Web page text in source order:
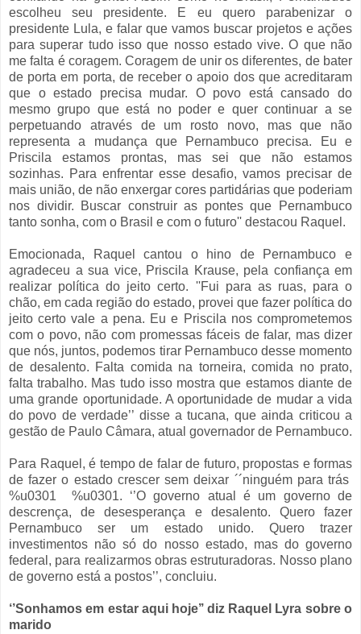
escolheu seu presidente. E eu quero parabenizar o
presidente Lula, e falar que vamos buscar projetos e ações
para superar tudo isso que nosso estado vive. O que não
me falta é coragem. Coragem de unir os diferentes, de bater
de porta em porta, de receber o apoio dos que acreditaram
que o estado precisa mudar. O povo está cansado do
mesmo grupo que está no poder e quer continuar a se
perpetuando através de um rosto novo, mas que não
representa a mudança que Pernambuco precisa. Eu e
Priscila estamos prontas, mas sei que não estamos
sozinhas. Para enfrentar esse desafio, vamos precisar de
mais união, de não enxergar cores partidárias que poderiam
nos dividir. Buscar construir as pontes que Pernambuco
tanto sonha, com o Brasil e com o futuro'' destacou Raquel.
Emocionada, Raquel cantou o hino de Pernambuco e
agradeceu a sua vice, Priscila Krause, pela confiança em
realizar política do jeito certo. ''Fui para as ruas, para o
chão, em cada região do estado, provei que fazer política do
jeito certo vale a pena. Eu e Priscila nos comprometemos
com o povo, não com promessas fáceis de falar, mas dizer
que nós, juntos, podemos tirar Pernambuco desse momento
de desalento. Falta comida na torneira, comida no prato,
falta trabalho. Mas tudo isso mostra que estamos diante de
uma grande oportunidade. A oportunidade de mudar a vida
do povo de verdade’’ disse a tucana, que ainda criticou a
gestão de Paulo Câmara, atual governador de Pernambuco.
Para Raquel, é tempo de falar de futuro, propostas e formas
de fazer o estado crescer sem deixar ´´ninguém para trás
%u0301 %u0301. ‘’O governo atual é um governo de
descrença, de desesperança e desalento. Quero fazer
Pernambuco ser um estado unido. Quero trazer
investimentos não só do nosso estado, mas do governo
federal, para realizarmos obras estruturadoras. Nosso plano
de governo está a postos’’, concluiu.
‘’Sonhamos em estar aqui hoje’’ diz Raquel Lyra sobre o
marido